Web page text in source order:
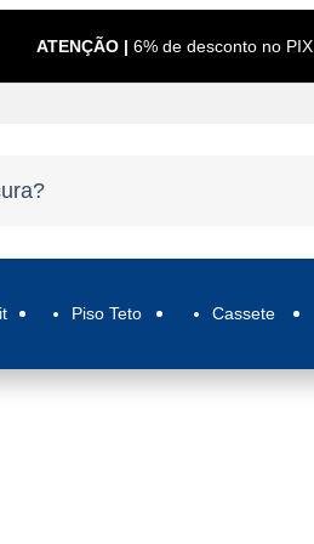
ATENÇÃO | 6% de desconto no PIX.
Piso Teto Cassete